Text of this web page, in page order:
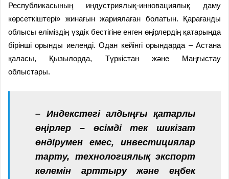
Респуб­ликасының индустриялық-инновациялық даму
көрсеткіштері» жинағын жариялаған болатын. Қарағанды
облысы еліміздің үздік бестігіне енген өңірлердің қатарында
бірінші орынды иеленді. Одан кейінгі орындарда – Астана
қаласы, Қызылорда, Түркістан және Маңғыстау
облыстары.
– Индекстегі алдыңғы қатарлы
өңірлер – өсімді тек шикізат
өндірумен емес, инвестициялар
тарту, технологиялық экспорт
көлемін арттыру және еңбек